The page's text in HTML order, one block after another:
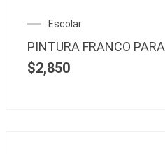
Escolar
PINTURA FRANCO PARA
$2,850